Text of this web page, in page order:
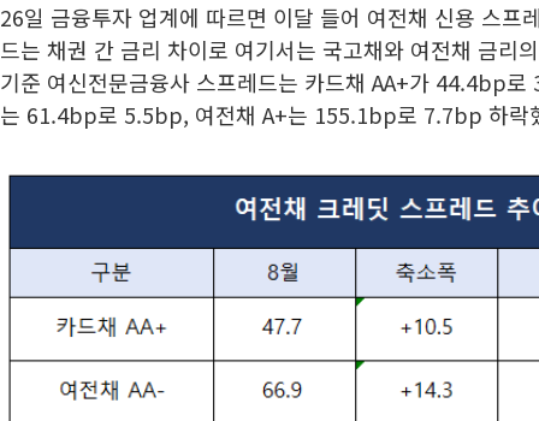
26일 금융투자 업계에 따르면 이달 들어 여전채 신용 스프
드는 채권 간 금리 차이로 여기서는 국고채와 여전채 금리
기준 여신전문금융사 스프레드는 카드채 AA+가 44.4bp
는 61.4bp로 5.5bp, 여전채 A+는 155.1bp로 7.7bp 하락